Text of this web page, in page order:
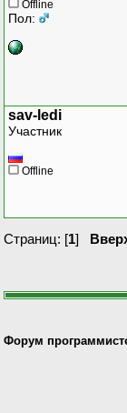
Offline
Пол:
sav-ledi
Участник
Offline
Страниц: [1]
Форум